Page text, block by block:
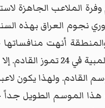
الملاعب الجاهزة
نجوم العراق بهذه
أنهت
إجازاتهم السنوية وقد التحق
ولهذا يكون
الموسم الطويل